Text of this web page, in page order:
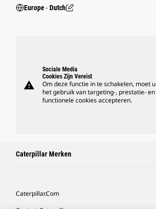
Europe ‧ Dutch
warning
Sociale Media
Cookies Zijn Vereist
Om deze functie in te schakelen, moet u
het gebruik van targeting-, prestatie- en
functionele cookies accepteren.
Caterpillar Merken
Caterpillar.com